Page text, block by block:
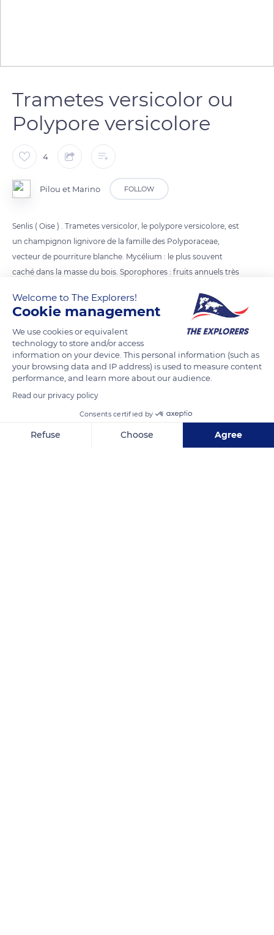
Trametes versicolor ou
Polypore versicolore
4
Pilou et Marino FOLLOW
Senlis ( Oise ) . Trametes versicolor, le polypore versicolore, est
un champignon lignivore de la famille des Polyporaceae,
vecteur de pourriture blanche. Mycélium : le plus souvent
caché dans la masse du bois. Sporophores : fruits annuels très
brun rayé, en forme de tuiles ou de rosettes. La marge de
croissance est blanche.
Conditions de développement : temps d’été chaud et humide.
Sur les grumes entreposées à l’air libre ainsi que sur les
meubles de jardin en bois de feuillus. Il faut que le bois soit
exposé aux intempéries pour qu’il développe ce champignon.
Destruction du bois : s’attache surtout au bois de feuillus, en
particulier le hêtre. Détruit la lignine.
Welcome to The Explorers!
Cookie management
We use cookies or equivalent
technology to store and/or access
information on your device. This personal information (such as
your browsing data and IP address) is used to measure content
performance, and learn more about our audience.
Read our privacy policy
Consents certified by
Refuse Choose Agree